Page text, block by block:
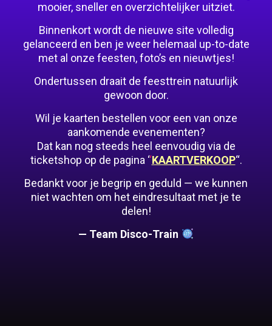
mooier, sneller en overzichtelijker uitziet.
Binnenkort wordt de nieuwe site volledig
gelanceerd en ben je weer helemaal up-to-date
met al onze feesten, foto’s en nieuwtjes!
Ondertussen draait de feesttrein natuurlijk
gewoon door.
Wil je kaarten bestellen voor een van onze
aankomende evenementen?
Dat kan nog steeds heel eenvoudig via de
ticketshop op de pagina ‘‘KAARTVERKOOP“.
Bedankt voor je begrip en geduld — we kunnen
niet wachten om het eindresultaat met je te
delen!
— Team Disco-Train